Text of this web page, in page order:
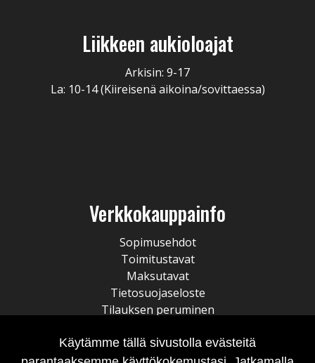
Liikkeen aukioloajat
Arkisin: 9-17
La: 10-14 (Kiireisenä aikoina/sovittaessa)
Verkkokauppainfo
Sopimusehdot
Toimitustavat
Maksutavat
Tietosuojaseloste
Tilauksen peruminen
Käytämme tällä sivustolla evästeitä